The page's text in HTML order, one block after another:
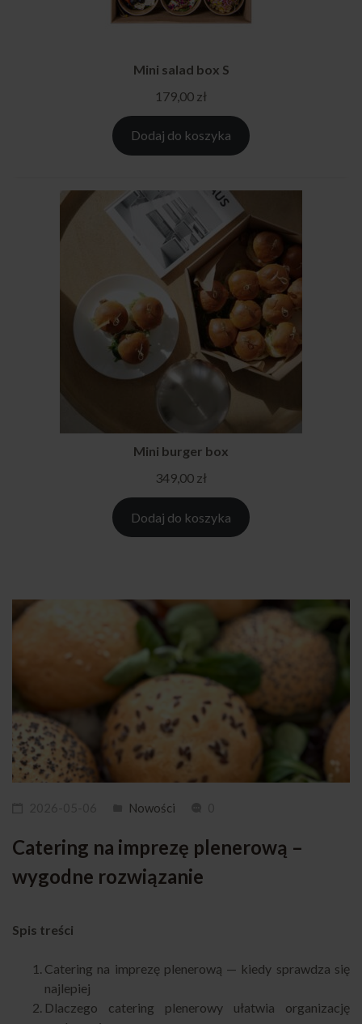
Mini salad box S
179,00 zł
Dodaj do koszyka
Mini burger box
349,00 zł
Dodaj do koszyka
Nowości
Catering na imprezę plenerową –
wygodne rozwiązanie
Spis treści
Catering na imprezę plenerową — kiedy sprawdza się
najlepiej
Dlaczego catering plenerowy ułatwia organizację